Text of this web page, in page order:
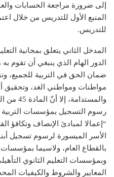
إلى ضرورة مراجعة الحسابات
المنبع الأول للتدريس من خلال
للتدريس.
المدخل الثاني يتعلق بمجانية
الدور الهام الذي ينبغي أن تقوم
ضمان الحق في التربية للجميع،
مواطنات ومواطني الغد، وتحقيق
رسوم التسجيل بمؤسسات التربية
“إعمالا لمبادئ الإنصاف وتكافؤ
الأسر الميسورة لرسوم تسجيل
بالقطاع العام، ولاسيما
وبمؤسسات التعليم الثانوي
المعايير والشروط والكيفيات